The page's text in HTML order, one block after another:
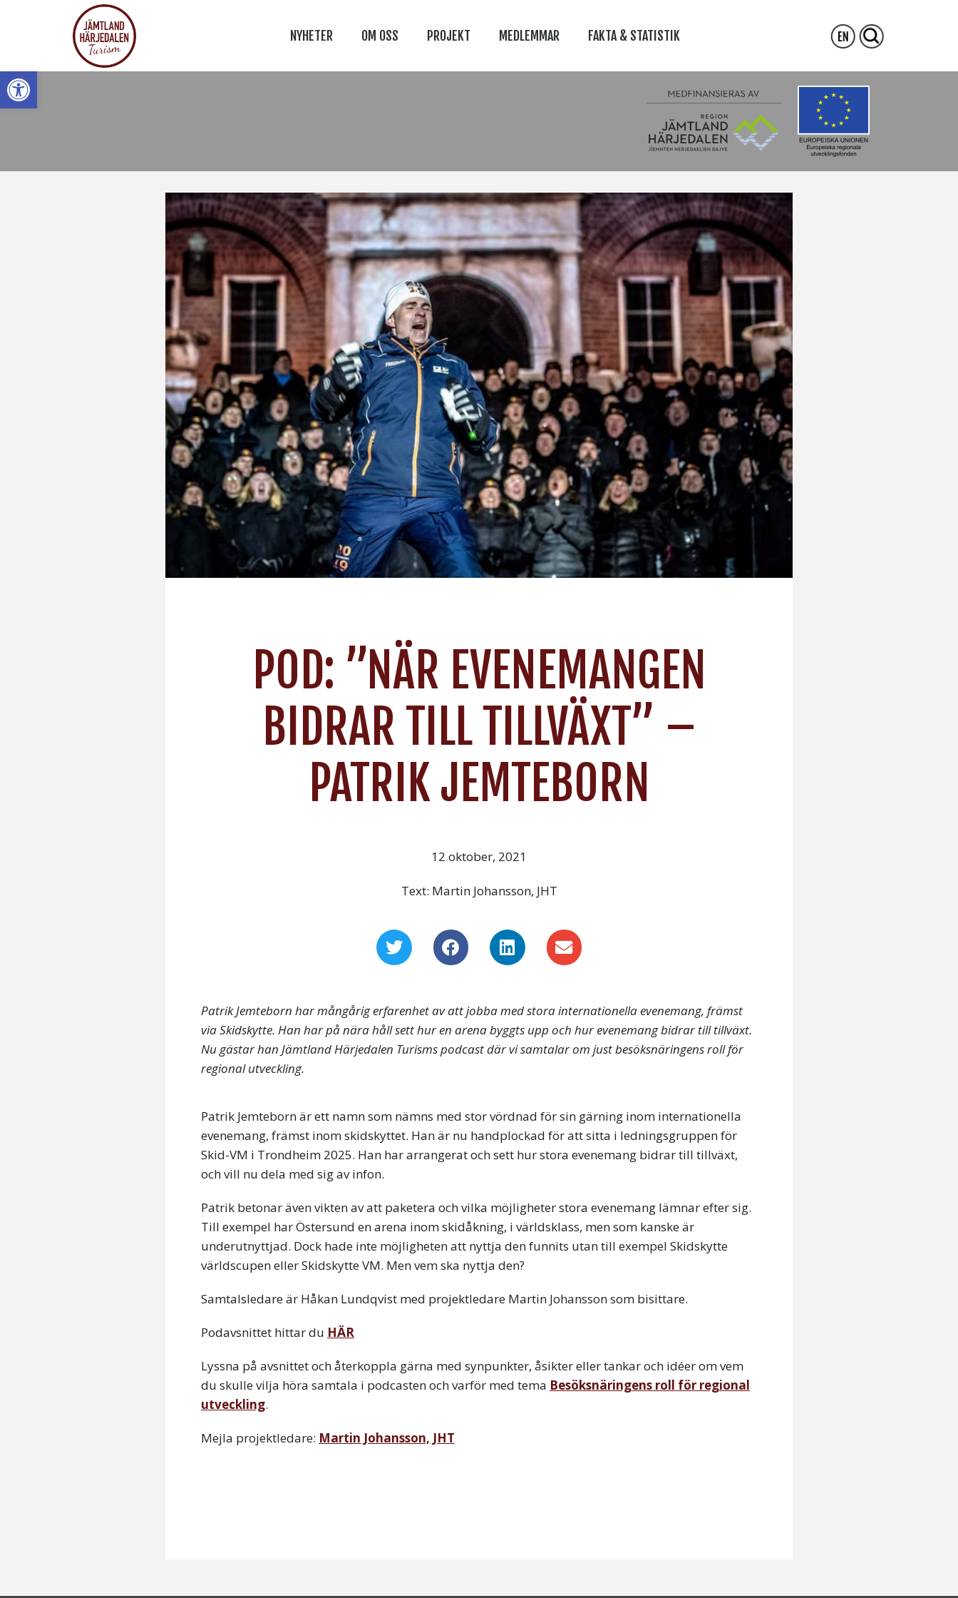
Open toolbar
NYHETER OM OSS PROJEKT MEDLEMMAR FAKTA & STATISTIK
POD: ”NÄR EVENEMANGEN
BIDRAR TILL TILLVÄXT” –
PATRIK JEMTEBORN
12 oktober, 2021
Text: Martin Johansson, JHT
Patrik Jemteborn har mångårig erfarenhet av att jobba med stora internationella evenemang, främst
via Skidskytte. Han har på nära håll sett hur en arena byggts upp och hur evenemang bidrar till tillväxt.
Nu gästar han Jämtland Härjedalen Turisms podcast där vi samtalar om just besöksnäringens roll för
regional utveckling.
Patrik Jemteborn är ett namn som nämns med stor vördnad för sin gärning inom internationella
evenemang, främst inom skidskyttet. Han är nu handplockad för att sitta i ledningsgruppen för
Skid-VM i Trondheim 2025. Han har arrangerat och sett hur stora evenemang bidrar till tillväxt,
och vill nu dela med sig av infon.
Patrik betonar även vikten av att paketera och vilka möjligheter stora evenemang lämnar efter sig.
Till exempel har Östersund en arena inom skidåkning, i världsklass, men som kanske är
underutnyttjad. Dock hade inte möjligheten att nyttja den funnits utan till exempel Skidskytte
världscupen eller Skidskytte VM. Men vem ska nyttja den?
Samtalsledare är Håkan Lundqvist med projektledare Martin Johansson som bisittare.
Podavsnittet hittar du HÄR
Lyssna på avsnittet och återkoppla gärna med synpunkter, åsikter eller tankar och idéer om vem
du skulle vilja höra samtala i podcasten och varför med tema Besöksnäringens roll för regional
utveckling.
Mejla projektledare: Martin Johansson, JHT